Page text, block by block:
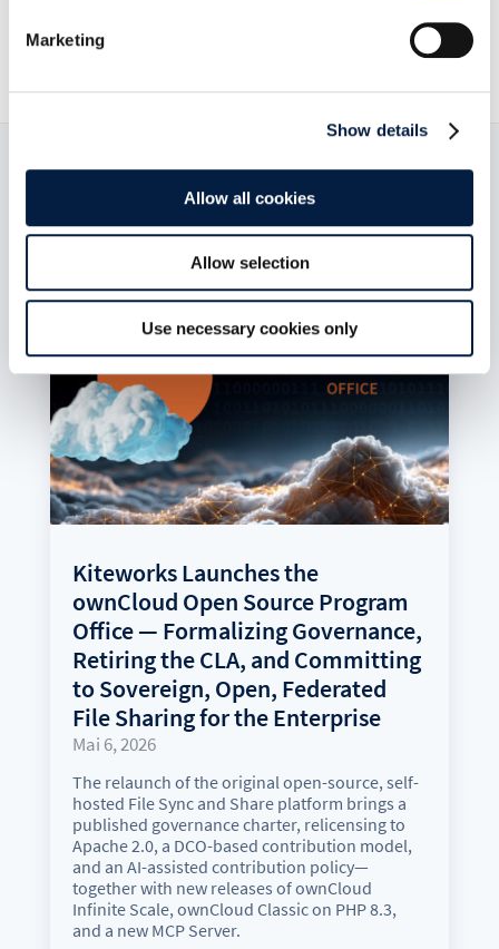
Marketing
Show details
Allow all cookies
Allow selection
Use necessary cookies only

9. Januar 2019
Read now:
Kiteworks Launches the
ownCloud Open Source Program
Office — Formalizing Governance,
Retiring the CLA, and Committing
to Sovereign, Open, Federated
File Sharing for the Enterprise
Mai 6, 2026
The relaunch of the original open-source, self-
hosted File Sync and Share platform brings a
published governance charter, relicensing to
Apache 2.0, a DCO-based contribution model,
and an AI-assisted contribution policy—
together with new releases of ownCloud
Infinite Scale, ownCloud Classic on PHP 8.3,
and a new MCP Server.